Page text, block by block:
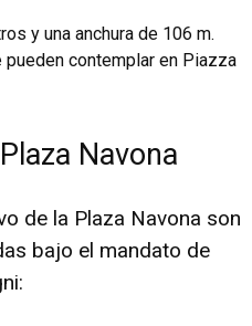
y una anchura de 106 m.
contemplar en Piazza
Navona
de la Plaza Navona son
bajo el mandato de